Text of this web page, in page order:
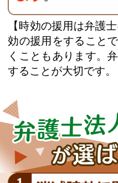
【時効の援用は弁護士
効の援用をすること
くこともあります。
することが大切です。